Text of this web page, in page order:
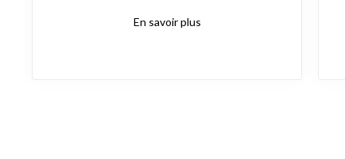
En savoir plus